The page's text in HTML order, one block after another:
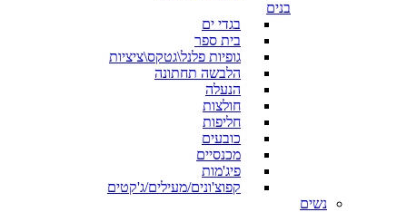
בנים
בגדי ים
בית ספר
גופיות פלנל\גטקס\ציציות
הלבשה תחתונה
הנעלה
חולצות
חליפות
כובעים
מכנסיים
פיג'מות
קפוצ'ונים/מעילים/ג'קטים
נשים